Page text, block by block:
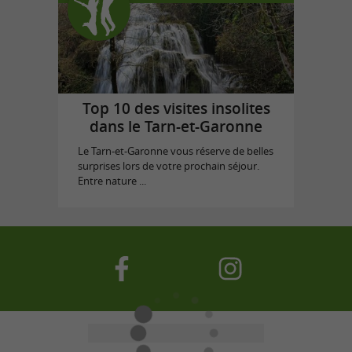
Top 10 des visites insolites
dans le Tarn-et-Garonne
Le Tarn-et-Garonne vous réserve de belles
surprises lors de votre prochain séjour.
Entre nature ...